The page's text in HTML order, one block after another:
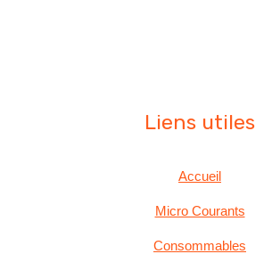
Liens utiles
Accueil
Micro Courants
Consommables